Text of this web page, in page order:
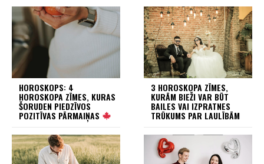
HOROSKOPS: 4
HOROSKOPA ZĪMES, KURAS
ŠORUDEN PIEDZĪVOS
POZITĪVAS PĀRMAIŅAS
3 HOROSKOPA ZĪMES,
KURĀM BIEŽI VAR BŪT
BAILES VAI IZPRATNES
TRŪKUMS PAR LAULĪBĀM